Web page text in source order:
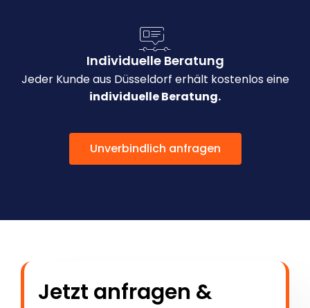
Individuelle Beratung
Jeder Kunde aus Düsseldorf erhält kostenlos eine
individuelle Beratung.
Unverbindlich anfragen
Jetzt anfragen &